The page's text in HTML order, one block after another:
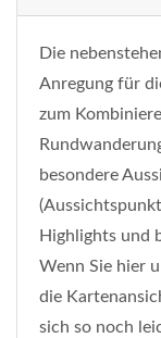
Die
Anregung für
zum
besondere
Highlights und
Wenn Sie hier
die
sich so noch